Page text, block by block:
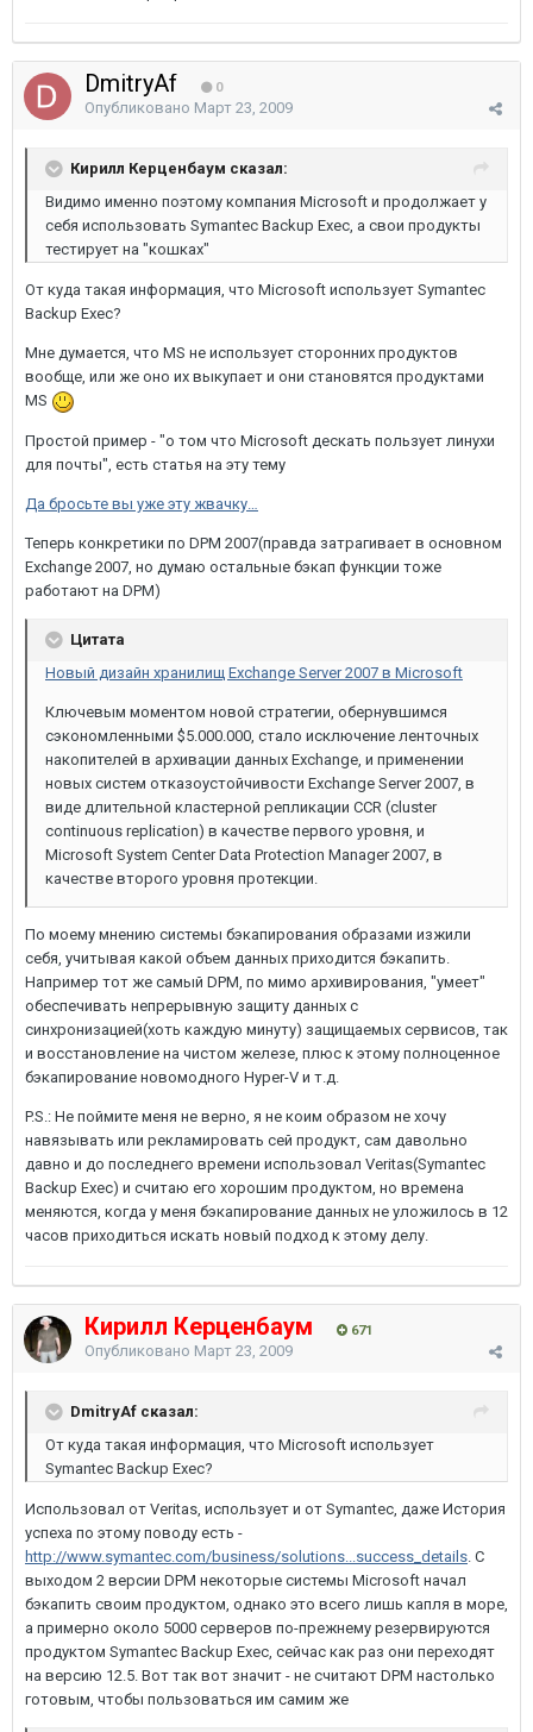
DmitryAf 0
Опубликовано Март 23, 2009
Кирилл Керценбаум сказал:
Видимо именно поэтому компания Microsoft и продолжает у
себя использовать Symantec Backup Exec, а свои продукты
тестирует на "кошках"
От куда такая информация, что Microsoft использует Symantec
Backup Exec?
Мне думается, что MS не использует сторонних продуктов
вообще, или же оно их выкупает и они становятся продуктами
MS
Простой пример - "о том что Microsoft дескать пользует линухи
для почты", есть статья на эту тему
Да бросьте вы уже эту жвачку…
Теперь конкретики по DPM 2007(правда затрагивает в основном
Exchange 2007, но думаю остальные бэкап функции тоже
работают на DPM)
Цитата
Новый дизайн хранилищ Exchange Server 2007 в Microsoft
Ключевым моментом новой стратегии, обернувшимся
сэкономленными $5.000.000, стало исключение ленточных
накопителей в архивации данных Exchange, и применении
новых систем отказоустойчивости Exchange Server 2007, в
виде длительной кластерной репликации CCR (cluster
continuous replication) в качестве первого уровня, и
Microsoft System Center Data Protection Manager 2007, в
качестве второго уровня протекции.
По моему мнению системы бэкапирования образами изжили
себя, учитывая какой объем данных приходится бэкапить.
Например тот же самый DPM, по мимо архивирования, "умеет"
обеспечивать непрерывную защиту данных с
синхронизацией(хоть каждую минуту) защищаемых сервисов, так
и восстановление на чистом железе, плюс к этому полноценное
бэкапирование новомодного Hyper-V и т.д.
P.S.: Не поймите меня не верно, я не коим образом не хочу
навязывать или рекламировать сей продукт, сам давольно
давно и до последнего времени использовал Veritas(Symantec
Backup Exec) и считаю его хорошим продуктом, но времена
меняются, когда у меня бэкапирование данных не уложилось в 12
часов приходиться искать новый подход к этому делу.
Кирилл Керценбаум 671
Опубликовано Март 23, 2009
DmitryAf сказал:
От куда такая информация, что Microsoft использует
Symantec Backup Exec?
Использовал от Veritas, использует и от Symantec, даже История
успеха по этому поводу есть -
http://www.symantec.com/business/solutions...success_details. С
выходом 2 версии DPM некоторые системы Microsoft начал
бэкапить своим продуктом, однако это всего лишь капля в море,
а примерно около 5000 серверов по-прежнему резервируются
продуктом Symantec Backup Exec, сейчас как раз они переходят
на версию 12.5. Вот так вот значит - не считают DPM настолько
готовым, чтобы пользоваться им самим же